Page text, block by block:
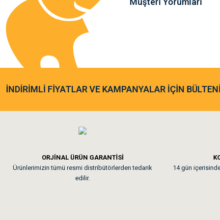
As**** Tu******
Tavşanım kafesinin
Kedilerim beğeniyorlar.
İNDİRİMLİ FİYATLAR VE KAMPANYALAR İÇİN
ORJİNAL ÜRÜN GARANTİSİ
Ürünlerimizin tümü resmi distribütörlerden tedarik
edilir.
14 gün